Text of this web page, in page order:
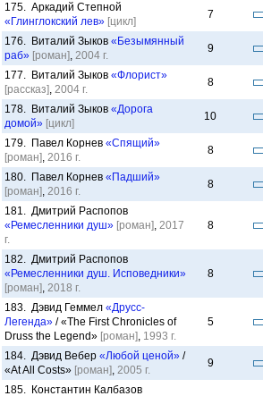
175. Аркадий Степной
«Глинглокский лев» [цикл]
7
176. Виталий Зыков «Безымянный
раб» [роман], 2004 г.
9
177. Виталий Зыков «Флорист»
[рассказ], 2004 г.
8
178. Виталий Зыков «Дорога
домой» [цикл]
10
179. Павел Корнев «Спящий»
[роман], 2016 г.
8
180. Павел Корнев «Падший»
[роман], 2016 г.
8
181. Дмитрий Распопов
«Ремесленники душ» [роман], 2017
г.
8
182. Дмитрий Распопов
«Ремесленники душ. Исповедники»
[роман], 2018 г.
8
183. Дэвид Геммел «Друсс-
Легенда» / «The First Chronicles of
Druss the Legend» [роман], 1993 г.
5
184. Дэвид Вебер «Любой ценой» /
«At All Costs» [роман], 2005 г.
9
185. Константин Калбазов